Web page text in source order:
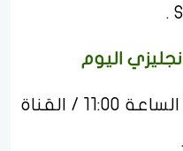
اليوم
× استون فيلا , الساعة 11:00 / القناة